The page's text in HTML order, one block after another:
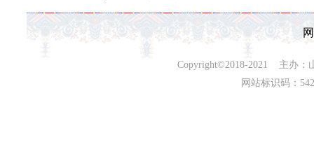
Copyright©2018-2021 主办：
网站标识码：